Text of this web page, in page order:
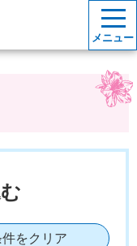
メニュー
件をクリア